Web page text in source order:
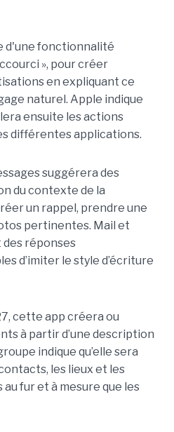
d'une fonctionnalité
», pour créer
en expliquant ce
naturel. Apple indique
ensuite les actions
différentes applications.
suggérera des
du contexte de la
un rappel, prendre une
pertinentes. Mail et
réponses
d’imiter le style d’écriture
cette app créera ou
à partir d’une description
indique qu’elle sera
les lieux et les
fur et à mesure que les